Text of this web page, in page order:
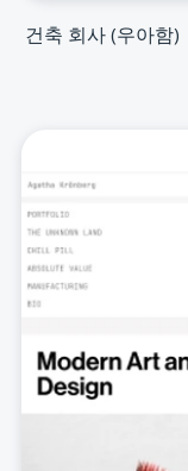
건축 회사 (우아함)